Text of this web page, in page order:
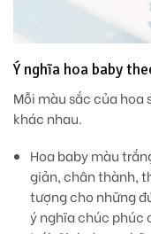
Ý nghĩa hoa baby
Mỗi màu sắc của hoa
khác nhau.
Hoa baby màu
giản, chân thành,
tượng cho những
ý nghĩa chúc phúc